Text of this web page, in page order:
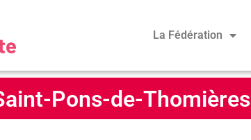
La Fédération
Pons-de-Thomières